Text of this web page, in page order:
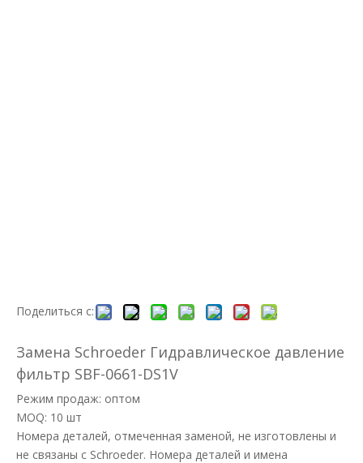
Поделиться с:
Замена Schroeder Гидравлическое давление
фильтр SBF-0661-DS1V
Режим продаж: оптом
MOQ: 10 шт
Номера деталей, отмеченная заменой, не изготовлены и
не связаны с Schroeder. Номера деталей и имена